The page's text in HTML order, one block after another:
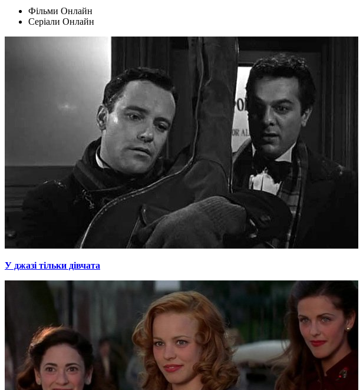
Фільми Oнлайн
Серіали Oнлайн
У джазі тільки дівчата